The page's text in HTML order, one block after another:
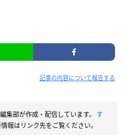
記事の内容について報告する
集部が作成・配信しています。 す
報はリンク先をご覧ください。